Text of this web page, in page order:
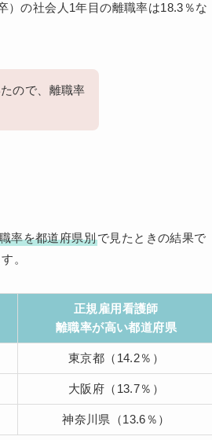
）の社会人1年目の離職率は18.3％な
ので、離職率
率を都道府県別で見たときの結果で
。
正規雇用看護師
離職率が高い都道府県
東京都（14.2％）
大阪府（13.7％）
神奈川県（13.6％）